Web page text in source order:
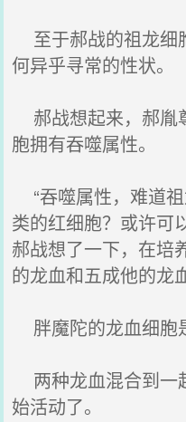
至于郝战的祖龙细
何异乎寻常的性状。
郝战想起来，郝胤
胞拥有吞噬属性。
“吞噬属性，难道
类的红细胞？或许可
郝战想了一下，在培
的龙血和五成他的龙
胖魔陀的龙血细胞
两种龙血混合到一
始活动了。